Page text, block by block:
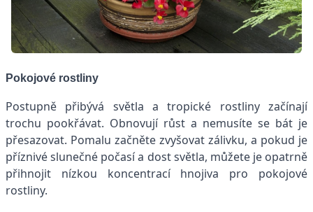
Pokojové rostliny
Postupně přibývá světla a tropické rostliny začínají
trochu pookřávat. Obnovují růst a nemusíte se bát je
přesazovat. Pomalu začněte zvyšovat zálivku, a pokud je
příznivé slunečné počasí a dost světla, můžete je opatrně
přihnojit nízkou koncentrací hnojiva pro pokojové
rostliny.